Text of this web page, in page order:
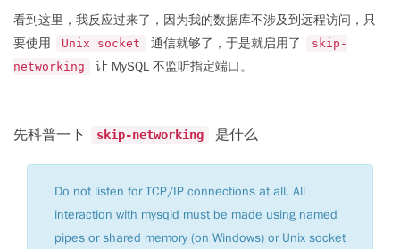
看到这里，我反应过来了，因为我的数据库不涉及到远程访问，只
要使用
Unix socket 通信就够了，于是就启用了
skip-
networking
让 MySQL 不监听指定端口。
先科普一下 skip-networking 是什么
Do not listen for TCP/IP connections at all. All
interaction with mysqld must be made using named
pipes or shared memory (on Windows) or Unix socket